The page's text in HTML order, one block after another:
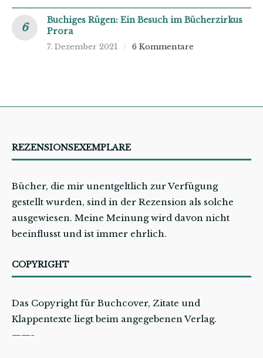
Buchiges Rügen: Ein Besuch im Bücherzirkus
Prora
7. Dezember 2021 6 Kommentare
REZENSIONSEXEMPLARE
Bücher, die mir unentgeltlich zur Verfügung
gestellt wurden, sind in der Rezension als solche
ausgewiesen. Meine Meinung wird davon nicht
beeinflusst und ist immer ehrlich.
COPYRIGHT
Das Copyright für Buchcover, Zitate und
Klappentexte liegt beim angegebenen Verlag.
——-